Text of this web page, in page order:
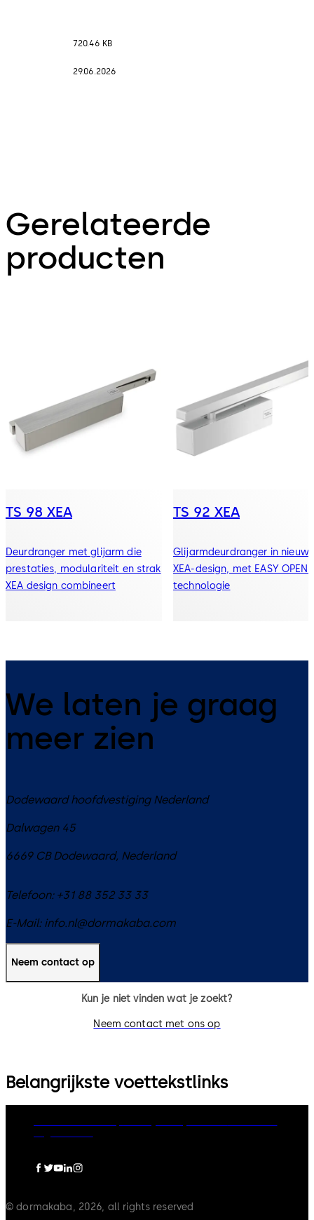
720.46 KB
29.06.2026
Gerelateerde
producten
TS 98 XEA
Deurdranger met glijarm die
prestaties, modulariteit en strak
XEA design combineert
TS 92 XEA
Glijarmdeurdranger in nieuw
XEA-design, met EASY OPEN-
technologie
We laten je graag
meer zien
Dodewaard hoofdvestiging Nederland
Dalwagen 45
6669 CBDodewaard, Nederland
Telefoon: +31 88 352 33 33
E-Mail: info.nl@dormakaba.com
Neem contact op
Kun je niet vinden wat je zoekt?
Neem contact met ons op
Belangrijkste voettekstlinks
© dormakaba, 2026, all rights reserved